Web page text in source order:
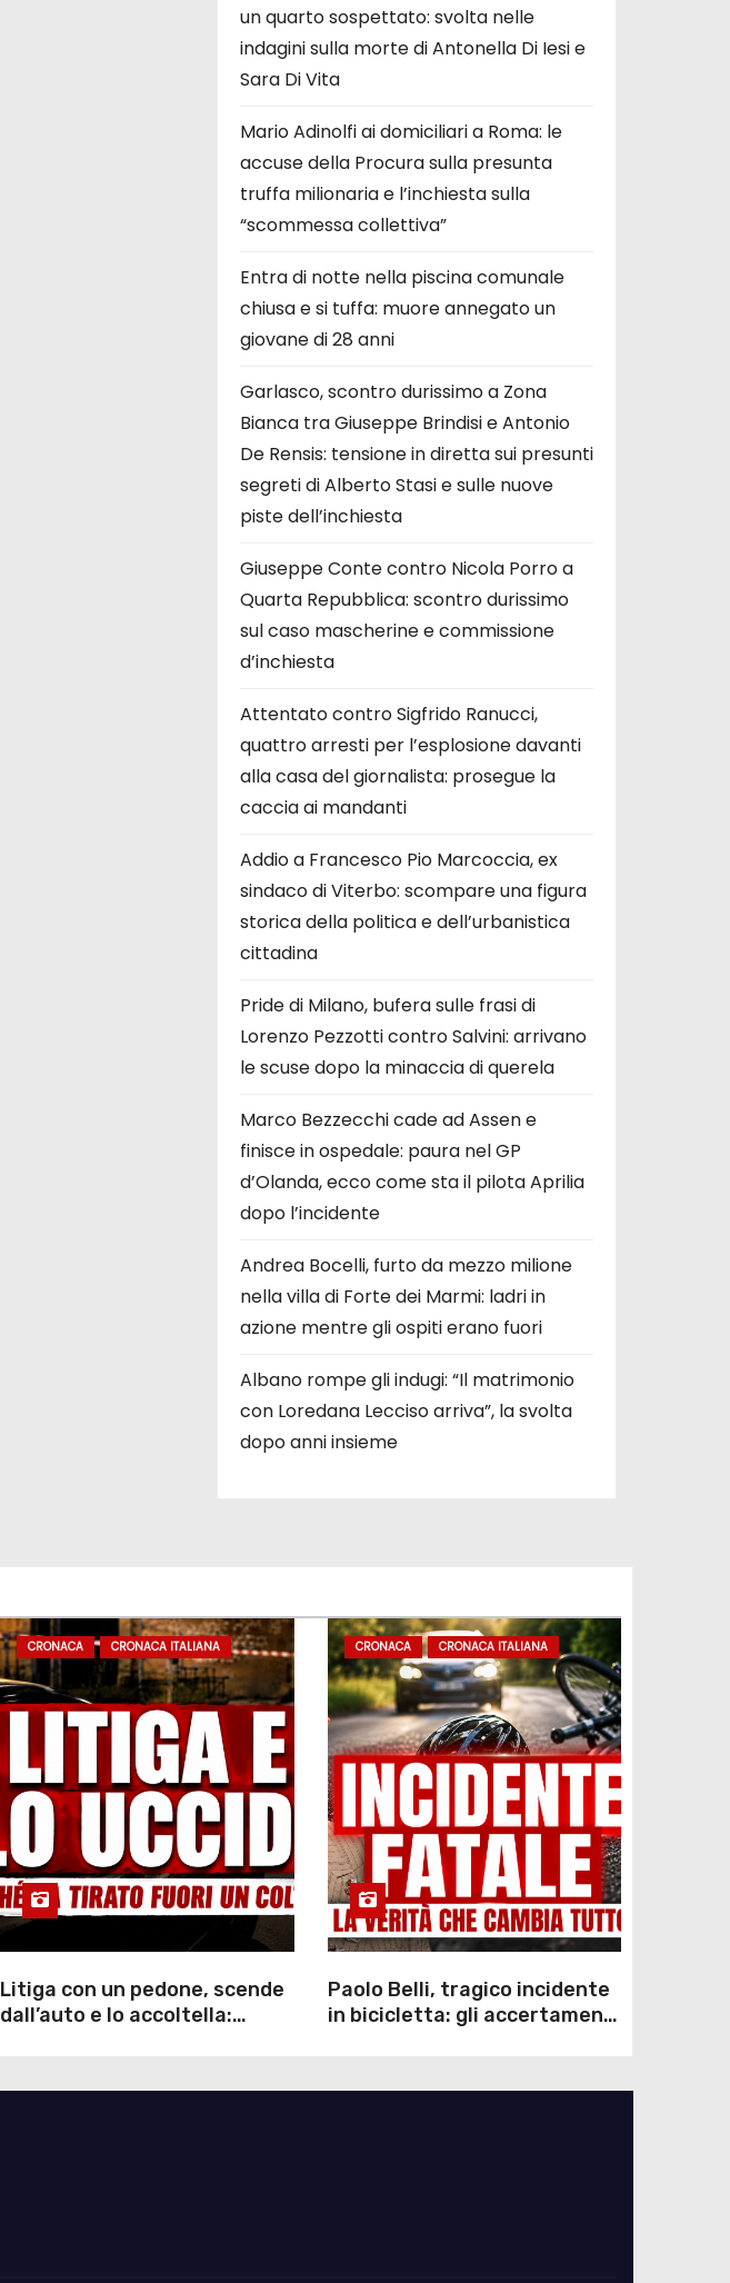
un quarto sospettato: svolta nelle
indagini sulla morte di Antonella Di Iesi e
Sara Di Vita
Mario Adinolfi ai domiciliari a Roma: le
accuse della Procura sulla presunta
truffa milionaria e l’inchiesta sulla
“scommessa collettiva”
Entra di notte nella piscina comunale
chiusa e si tuffa: muore annegato un
giovane di 28 anni
Garlasco, scontro durissimo a Zona
Bianca tra Giuseppe Brindisi e Antonio
De Rensis: tensione in diretta sui presunti
segreti di Alberto Stasi e sulle nuove
piste dell’inchiesta
Giuseppe Conte contro Nicola Porro a
Quarta Repubblica: scontro durissimo
sul caso mascherine e commissione
d’inchiesta
Attentato contro Sigfrido Ranucci,
quattro arresti per l’esplosione davanti
alla casa del giornalista: prosegue la
caccia ai mandanti
Addio a Francesco Pio Marcoccia, ex
sindaco di Viterbo: scompare una figura
storica della politica e dell’urbanistica
cittadina
Pride di Milano, bufera sulle frasi di
Lorenzo Pezzotti contro Salvini: arrivano
le scuse dopo la minaccia di querela
Marco Bezzecchi cade ad Assen e
finisce in ospedale: paura nel GP
d’Olanda, ecco come sta il pilota Aprilia
dopo l’incidente
Andrea Bocelli, furto da mezzo milione
nella villa di Forte dei Marmi: ladri in
azione mentre gli ospiti erano fuori
Albano rompe gli indugi: “Il matrimonio
con Loredana Lecciso arriva”, la svolta
dopo anni insieme
CRONACA CRONACA ITALIANA
Litiga con un pedone, scende
dall’auto e lo accoltella:
CRONACA CRONACA ITALIANA
Paolo Belli, tragico incidente
in bicicletta: gli accertamenti
chiarire